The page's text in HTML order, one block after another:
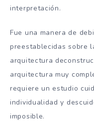
interpretación.
Fue una manera de
preestablecidas sobre
arquitectura
arquitectura muy
requiere un estudio
individualidad y
imposible.